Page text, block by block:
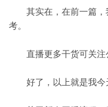
其实在，在前一篇，
考。
直播更多干货可关注
好了，以上就是我今